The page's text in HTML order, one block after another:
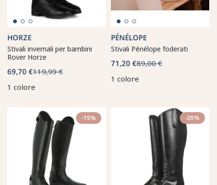
HORZE
Stivali invernali per bambini
Rover Horze
69,70 €119,99 €
1 colore
PÉNÉLOPE
Stivali Pénélope foderati
71,20 €89,00 €
1 colore
-15% -20%